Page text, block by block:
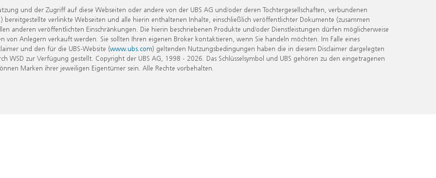
und der Zugriff auf diese Webseiten oder andere von der UBS AG und/oder deren Tochtergesellschaften, verbundenen
verlinkte Webseiten und alle hierin enthaltenen Inhalte, einschließlich veröffentlichter Dokumente (zusammen
anderen veröffentlichten Einschränkungen. Die hierin beschriebenen Produkte und/oder Dienstleistungen dürfen möglicherweise
Anlegern verkauft werden. Sie sollten Ihren eigenen Broker kontaktieren, wenn Sie handeln möchten. Im Falle eines
und den für die UBS-Website (www.ubs.com) geltenden Nutzungsbedingungen haben die in diesem Disclaimer dargelegten
zur Verfügung gestellt. Copyright der UBS AG, 1998 - 2026. Das Schlüsselsymbol und UBS gehören zu den eingetragenen
Marken ihrer jeweiligen Eigentümer sein. Alle Rechte vorbehalten.